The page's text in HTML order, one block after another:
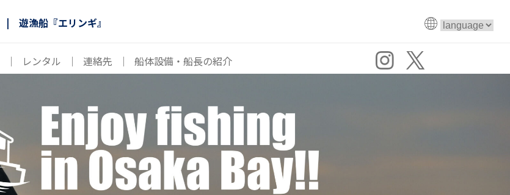
遊漁船『エリンギ』
｜ レンタル ｜ 連絡先 ｜ 船体設備・船長の紹介